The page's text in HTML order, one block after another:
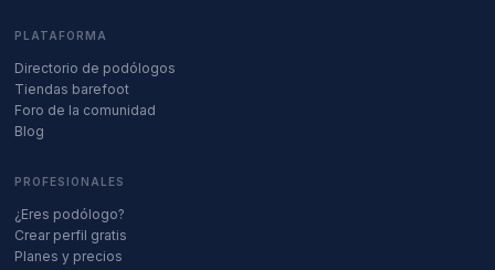
PLATAFORMA
Directorio de podólogos
Tiendas barefoot
Foro de la comunidad
Blog
PROFESIONALES
¿Eres podólogo?
Crear perfil gratis
Planes y precios